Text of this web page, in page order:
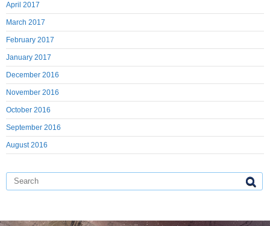
April 2017
March 2017
February 2017
January 2017
December 2016
November 2016
October 2016
September 2016
August 2016